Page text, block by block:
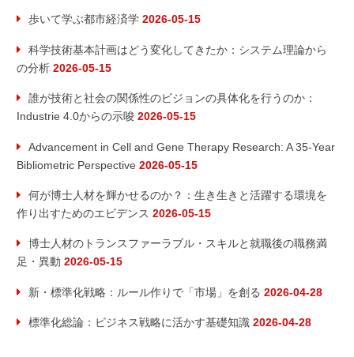
歩いて学ぶ都市経済学 2026-05-15
科学技術基本計画はどう変化してきたか：システム理論から
の分析 2026-05-15
誰が技術と社会の関係性のビジョンの具体化を行うのか：
Industrie 4.0からの示唆 2026-05-15
Advancement in Cell and Gene Therapy Research: A 35-Year
Bibliometric Perspective 2026-05-15
何が博士人材を輝かせるのか？：生き生きと活躍する環境を
作り出すためのエビデンス 2026-05-15
博士人材のトランスファーラブル・スキルと就職後の職務満
足・異動 2026-05-15
新・標準化戦略：ルール作りで「市場」を創る 2026-04-28
標準化総論：ビジネス戦略に活かす基礎知識 2026-04-28